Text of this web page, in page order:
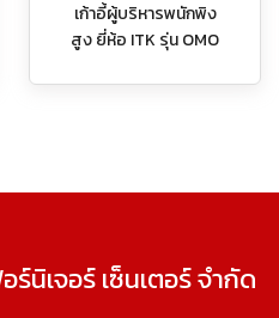
เก้าอี้ผู้บริหารพนักพิง
สูง ยี่ห้อ ITK รุ่น OMO
นิเจอร์ เซ็นเตอร์ จำกัด